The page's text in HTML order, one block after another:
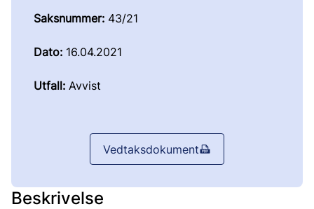
Saksnummer: 43/21
Dato: 16.04.2021
Utfall: Avvist
Vedtaksdokument
Beskrivelse